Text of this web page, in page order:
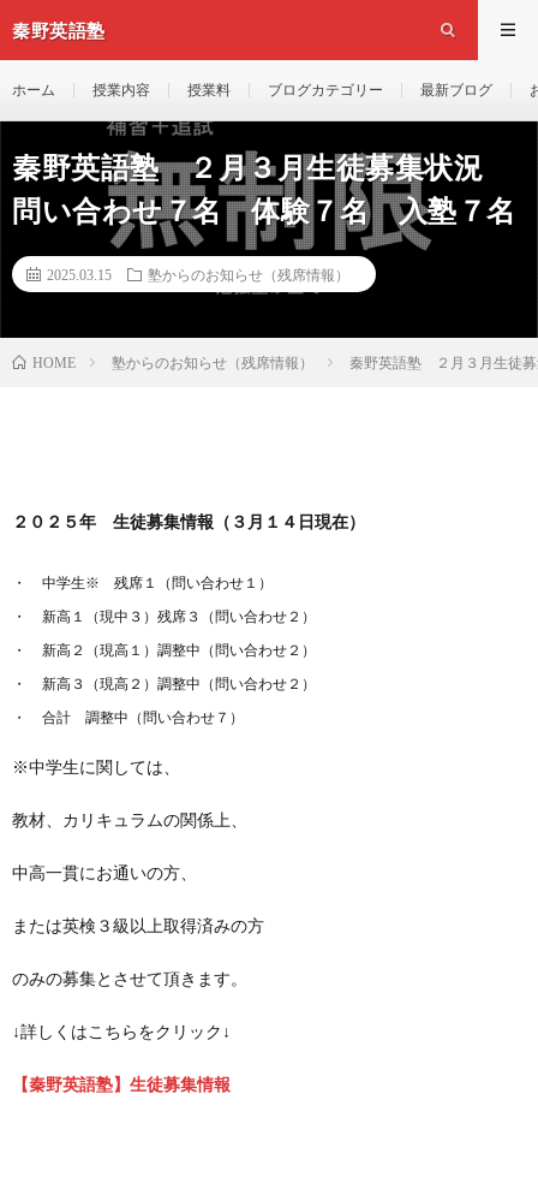
秦野英語塾
ホーム 授業内容 授業料 ブログカテゴリー 最新ブログ
秦野英語塾 ２月３月生徒募集状況
問い合わせ７名 体験７名 入塾７名
2025.03.15 塾からのお知らせ（残席情報）
HOME 塾からのお知らせ（残席情報） 秦野英語塾 ２月３月生徒
２０２５年 生徒募集情報（３月１４日現在）
中学生※ 残席１（問い合わせ１）
新高１（現中３）残席３（問い合わせ２）
新高２（現高１）調整中（問い合わせ２）
新高３（現高２）調整中（問い合わせ２）
合計 調整中（問い合わせ７）
※中学生に関しては、
教材、カリキュラムの関係上、
中高一貫にお通いの方、
または英検３級以上取得済みの方
のみの募集とさせて頂きます。
↓詳しくはこちらをクリック↓
【秦野英語塾】生徒募集情報